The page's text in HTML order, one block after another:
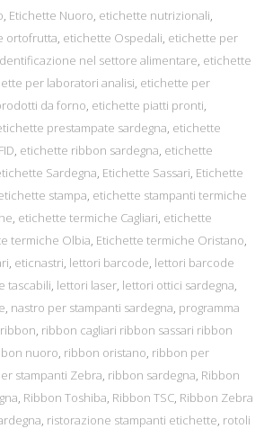
, Etichette Nuoro, etichette nutrizionali,
ortofrutta, etichette Ospedali, etichette per
nel settore alimentare, etichette
per laboratori analisi, etichette per
da forno, etichette piatti pronti,
prestampate sardegna, etichette
, etichette ribbon sardegna, etichette
Sardegna, Etichette Sassari, Etichette
stampa, etichette stampanti termiche
, etichette termiche Cagliari, etichette
termiche Olbia, Etichette termiche Oristano,
, eticnastri, lettori barcode, lettori barcode
tascabili, lettori laser, lettori ottici sardegna,
, nastro per stampanti sardegna, programma
ribbon, ribbon cagliari ribbon sassari ribbon
nuoro, ribbon oristano, ribbon per
stampanti Zebra, ribbon sardegna, Ribbon
, Ribbon Toshiba, Ribbon TSC, Ribbon Zebra
, ristorazione stampanti etichette, rotoli